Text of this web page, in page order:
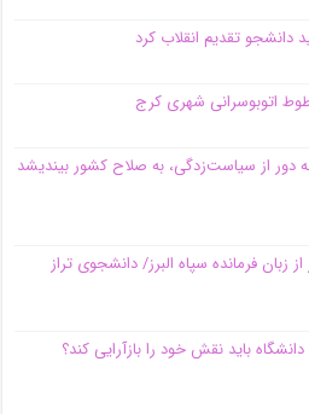
دور از سیاست‌زدگی، به صلاح کشور بیندیشد
زبان فرمانده سپاه البرز/ دانشجوی تراز
باید نقش خود را بازآرایی کند؟